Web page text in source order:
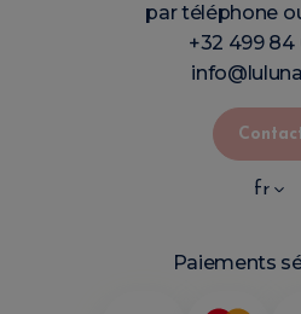
par téléphone
+32 499 84
fr
Paiements